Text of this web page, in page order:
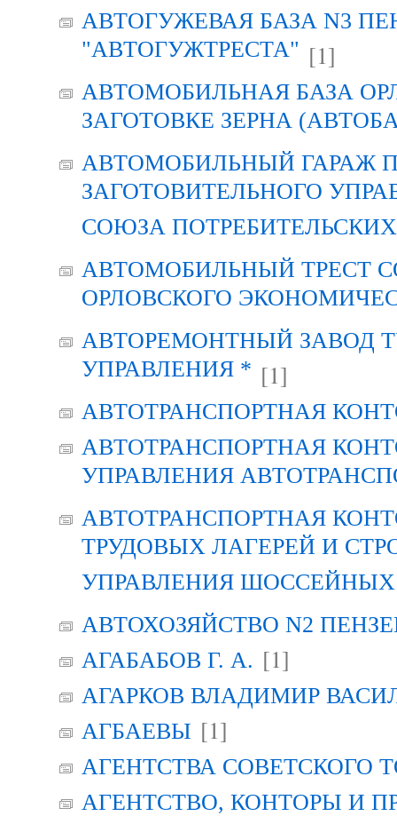
АВТОГУЖЕВАЯ БАЗА N3
"АВТОГУЖТРЕСТА" [1]
АВТОМОБИЛЬНАЯ БАЗА
ЗАГОТОВКЕ ЗЕРНА
АВТОМОБИЛЬНЫЙ ГАРАЖ
ЗАГОТОВИТЕЛЬНОГО
СОЮЗА
АВТОМОБИЛЬНЫЙ ТРЕСТ
ОРЛОВСКОГО
АВТОРЕМОНТНЫЙ ЗАВОД
УПРАВЛЕНИЯ * [1]
АВТОТРАНСПОРТНАЯ
АВТОТРАНСПОРТНАЯ
УПРАВЛЕНИЯ
АВТОТРАНСПОРТНАЯ
ТРУДОВЫХ ЛАГЕРЕЙ И
УПРАВЛЕНИЯ
АВТОХОЗЯЙСТВО N2
АГАБАБОВ Г. А. [1]
АГАРКОВ ВЛАДИМИР
АГБАЕВЫ [1]
АГЕНТСТВА СОВЕТСКОГО
АГЕНТСТВО, КОНТОРЫ И